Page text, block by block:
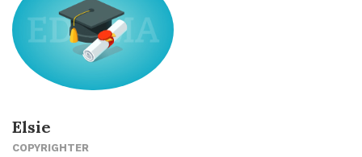
Elsie
COPYRIGHTER